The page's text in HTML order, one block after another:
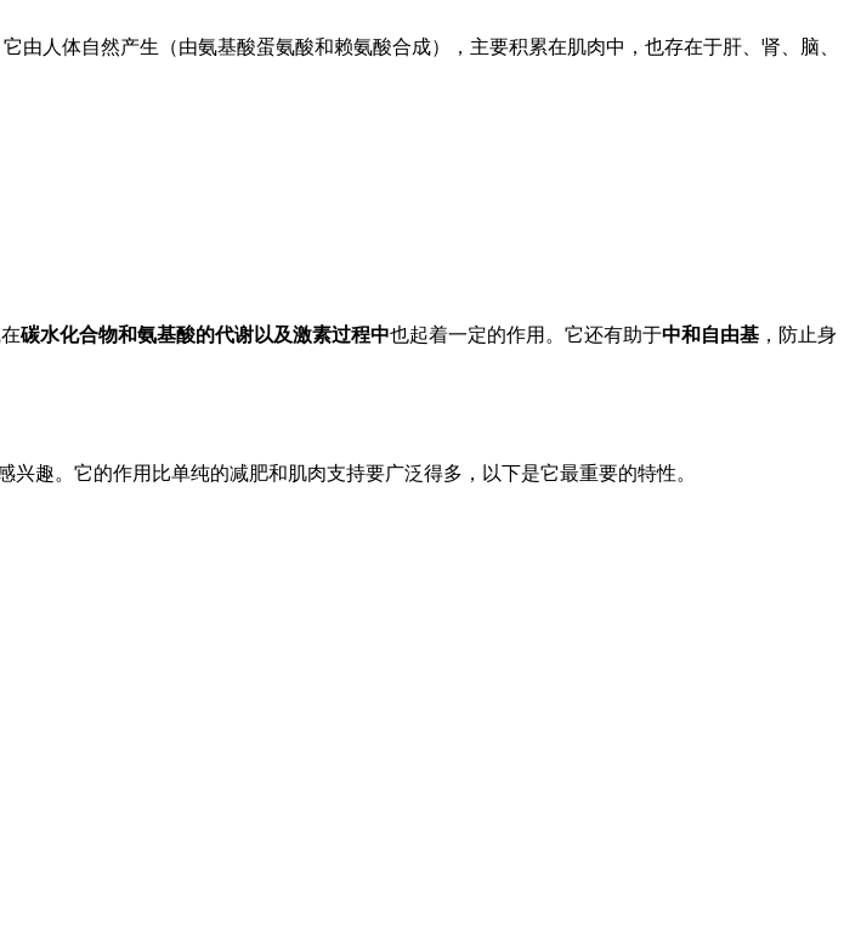
由人体自然产生（由氨基酸蛋氨酸和赖氨酸合成），主要积累在肌肉中，也存在于肝、肾、脑、
碳水化合物和氨基酸的代谢以及激素过程中也起着一定的作用。它还有助于中和自由基 ，防止身
趣。它的作用比单纯的减肥和肌肉支持要广泛得多，以下是它最重要的特性。